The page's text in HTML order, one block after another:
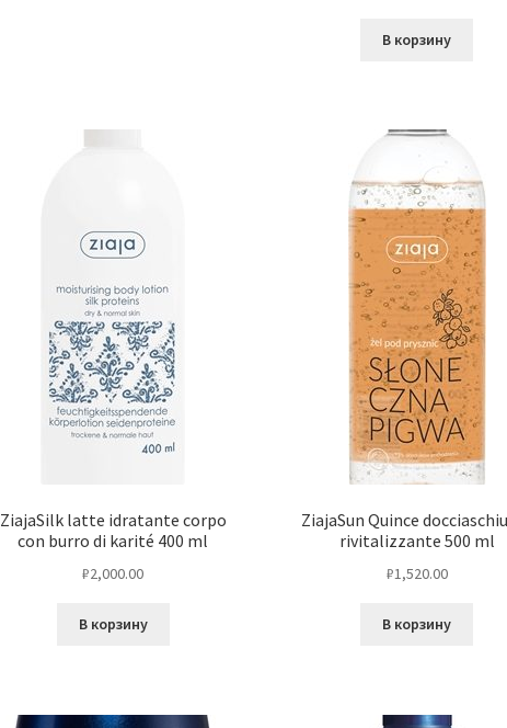
В корзину
ZiajaSilk latte idratante corpo
con burro di karité 400 ml
₽2,000.00
В корзину
ZiajaSun Quince
rivitalizzante 500 ml
₽1,520.00
В корзину